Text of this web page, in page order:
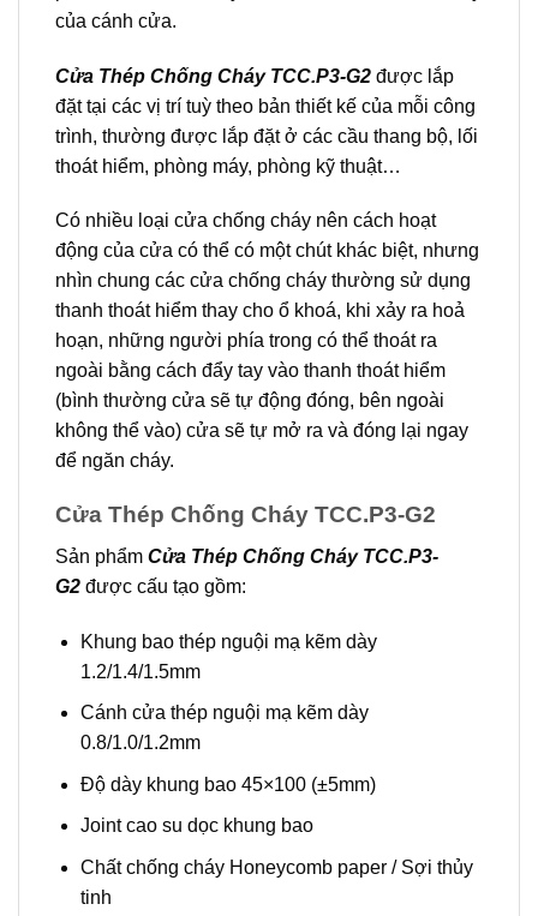
của cánh cửa.
Cửa Thép Chống Cháy TCC.P3-G2 được lắp
đặt tại các vị trí tuỳ theo bản thiết kế của mỗi công
trình, thường được lắp đặt ở các cầu thang bộ, lối
thoát hiểm, phòng máy, phòng kỹ thuật…
Có nhiều loại cửa chống cháy nên cách hoạt
động của cửa có thể có một chút khác biệt, nhưng
nhìn chung các cửa chống cháy thường sử dụng
thanh thoát hiểm thay cho ổ khoá, khi xảy ra hoả
hoạn, những người phía trong có thể thoát ra
ngoài bằng cách đẩy tay vào thanh thoát hiểm
(bình thường cửa sẽ tự động đóng, bên ngoài
không thể vào) cửa sẽ tự mở ra và đóng lại ngay
để ngăn cháy.
Cửa Thép Chống Cháy TCC.P3-G2
Sản phẩm Cửa Thép Chống Cháy TCC.P3-
G2 được cấu tạo gồm:
Khung bao thép nguội mạ kẽm dày
1.2/1.4/1.5mm
Cánh cửa thép nguội mạ kẽm dày
0.8/1.0/1.2mm
Độ dày khung bao 45×100 (±5mm)
Joint cao su dọc khung bao
Chất chống cháy Honeycomb paper / Sợi thủy
tinh